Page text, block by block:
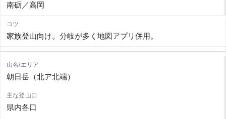
南砺／高岡
家族登山向け。分岐が多く地図アプリ併用。
朝日岳（北ア北端）
県内各口